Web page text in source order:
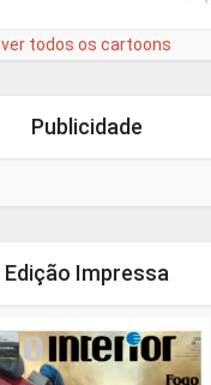
ver todos os cartoons
Publicidade
Edição Impressa